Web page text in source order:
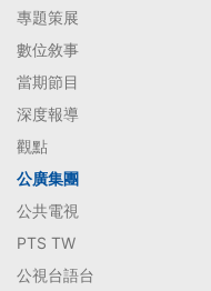
專題策展
數位敘事
當期節目
深度報導
觀點
公廣集團
公共電視
PTS TW
公視台語台